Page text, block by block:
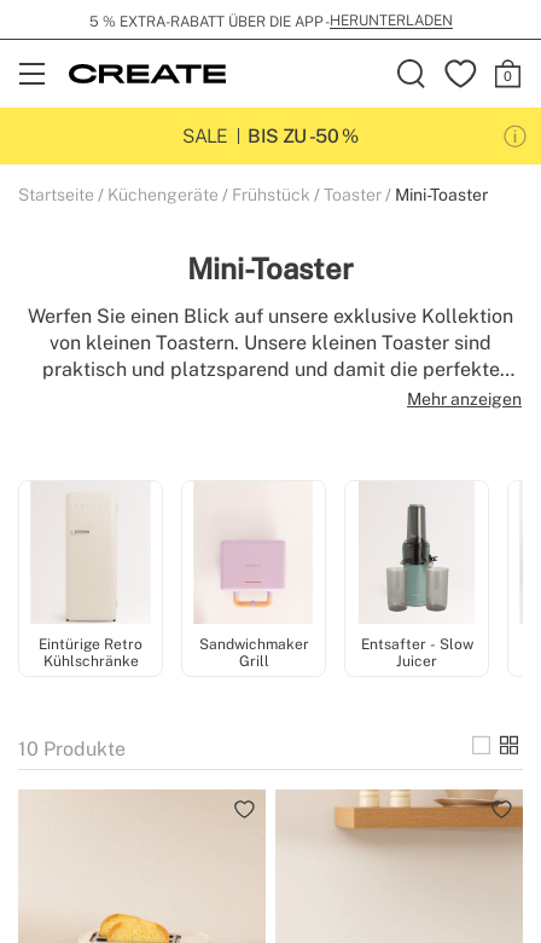
5 % EXTRA-RABATT ÜBER DIE APP -HERUNTERLADEN
Open
Menu
SALE
BIS ZU -50 %
Startseite Küchengeräte Frühstück Toaster Mini-Toaster
Mini-Toaster
Werfen Sie einen Blick auf unsere exklusive Kollektion
von kleinen Toastern. Unsere kleinen Toaster sind
praktisch und platzsparend und damit die perfekte
Lösung für kompakte Küchen oder für diejenigen, die
um ein gleichmäßiges und präzises Toasten zu
gewährleisten. Mit ihrem eleganten und funktionalen
Design ist jeder Toaster ein Beweis dafür, wie klein und
überraschend leistungsstark er sein kann.
Mehr anzeigen
Eintürige Retro
Kühlschränke
Sandwichmaker
Grill
Entsafter - Slow
Juicer
10 Produkte